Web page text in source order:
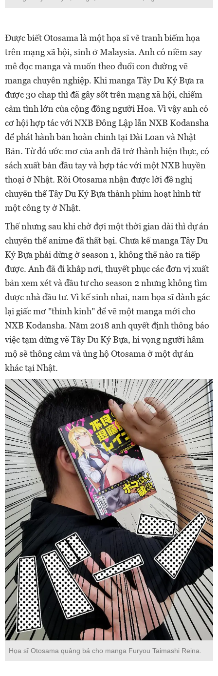
Được biết Otosama là một họa sĩ vẽ tranh biếm họa
trên mạng xã hội, sinh ở Malaysia. Anh có niềm say
mê đọcmangavà muốn theo đuổi con đường vẽ
manga chuyên nghiệp. Khi manga Tây Du Ký Bựa ra
được 30 chap thì đã gây sốt trên mạng xã hội, chiếm
cảm tình lớn của cộng đồng người Hoa. Vì vậy anh có
cơ hội hợp tác với NXB Đông Lập lẫn NXB Kodansha
để phát hành bản hoàn chỉnh tại Đài Loan và Nhật
Bản. Từ đó ước mơ của anh đã trở thành hiện thực, có
sách xuất bản đầu tay và hợp tác với một NXB huyền
thoại ở Nhật. Rồi Otosama nhận được lời đề nghị
chuyển thể Tây Du Ký Bựa thành phim hoạt hình từ
một công ty ở Nhật.
Thế nhưng sau khi chờ đợi một thời gian dài thì dự án
chuyển thể anime đã thất bại. Chưa kể manga Tây Du
Ký Bựa phải dừng ở season 1, không thể nào ra tiếp
được. Anh đã đi khắp nơi, thuyết phục các đơn vị xuất
bản xem xét và đầu tư cho season 2 nhưng không tìm
được nhà đầu tư. Vì kế sinh nhai, nam họa sĩ đành gác
lại giấc mơ "thỉnh kinh" để vẽ một manga mới cho
NXB Kodansha. Năm 2018 anh quyết định thông báo
việc tạm dừng vẽ Tây Du Ký Bựa, hi vọng người hâm
mộ sẽ thông cảm và ủng hộ Otosama ở một dự án
khác tại Nhật.
Họa sĩ Otosama quảng bá cho manga Furyou Taimashi Reina.